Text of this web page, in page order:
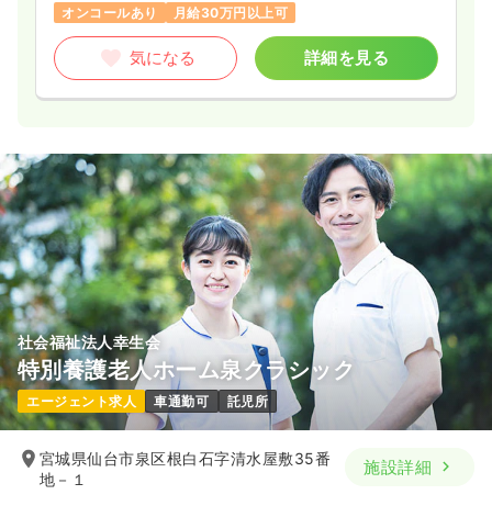
オンコールあり
月給30万円以上可
気になる 詳細を見る
社会福祉法人幸生会
特別養護老人ホーム泉クラシック
エージェント求人 車通勤可 託児所
宮城県仙台市泉区根白石字清水屋敷35番
地－１
施設詳細